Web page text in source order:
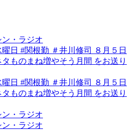
ン・ラジオ
日 #関根勤 ＃井川修司 ８月５日
ものまね増やそう月間 をお送り
日 #関根勤 ＃井川修司 ８月５日
ものまね増やそう月間 をお送り
ン・ラジオ
ン・ラジオ